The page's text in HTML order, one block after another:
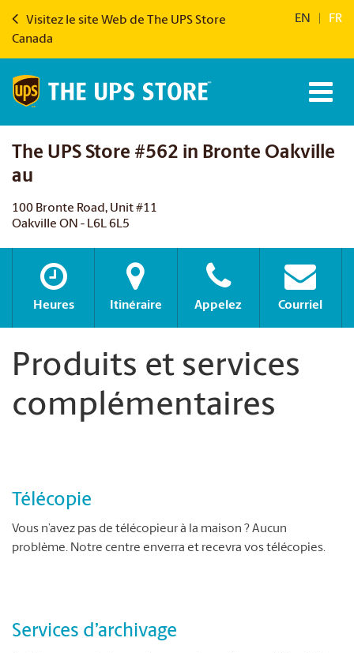
Visitez le site Web de The UPS Store
Canada
EN FR
The UPS Store #562 in Bronte Oakville
au
100 Bronte Road, Unit #11
Oakville ON - L6L 6L5
Heures Itinéraire Appelez Courriel
Produits et services
complémentaires
Télécopie
Vous n’avez pas de télécopieur à la maison ? Aucun
problème. Notre centre enverra et recevra vos télécopies.
Services d’archivage